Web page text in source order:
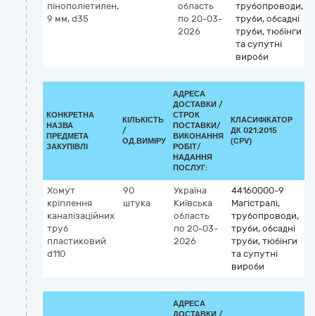
пінополіетилен,
9 мм, d35
область
по 20-03-
2026
трубопроводи,
труби, обсадні
труби, тюбінги
та супутні
вироби
КОНКРЕТНА
НАЗВА
ПРЕДМЕТА
ЗАКУПІВЛІ
КІЛЬКІСТЬ
/
ОД.ВИМІРУ
АДРЕСА
ДОСТАВКИ /
СТРОК
ПОСТАВКИ/
ВИКОНАННЯ
РОБІТ/
НАДАННЯ
ПОСЛУГ:
КЛАСИФІКАТОР
ДК 021:2015
(CPV)
Хомут
кріплення
каналізаційних
труб
пластиковий
d110
90
штука
Україна
Київська
область
по 20-03-
2026
44160000-9
Магістралі,
трубопроводи,
труби, обсадні
труби, тюбінги
та супутні
вироби
АДРЕСА